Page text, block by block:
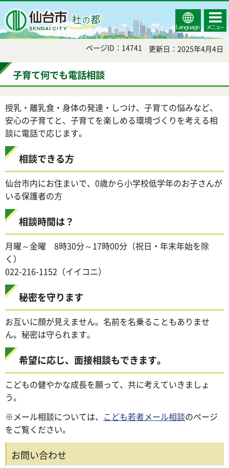
Select
Language
コンテ
ンツメ
ニュー
ページID：14741 更新日：2025年4月4日
子育て何でも電話相談
授乳・離乳食・身体の発達・しつけ、子育ての悩みなど、
安心の子育てと、子育てを楽しめる環境づくりを考える相
談に電話で応じます。
相談できる方
仙台市内にお住まいで、0歳から小学校低学年のお子さんが
いる保護者の方
相談時間は？
月曜～金曜 8時30分～17時00分（祝日・年末年始を除
く）
022-216-1152（イイコニ）
秘密を守ります
お互いに顔が見えません。名前を名乗ることもありませ
ん。秘密は守られます。
希望に応じ、面接相談もできます。
こどもの健やかな成長を願って、共に考えていきましょ
う。
※メール相談については、 こども若者メール相談のページ
をご覧ください。
お問い合わせ